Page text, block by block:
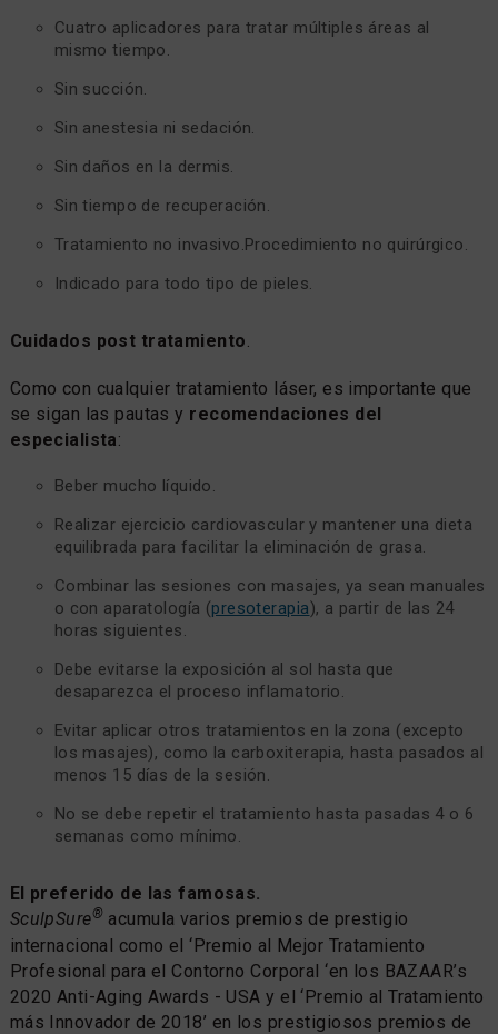
Cuatro aplicadores para tratar múltiples áreas al
mismo tiempo.
Sin succión.
Sin anestesia ni sedación.
Sin daños en la dermis.
Sin tiempo de recuperación.
Tratamiento no invasivo.Procedimiento no quirúrgico.
Indicado para todo tipo de pieles.
Cuidados post tratamiento.
Como con cualquier tratamiento láser, es importante que
se sigan las pautas y recomendaciones del
especialista:
Beber mucho líquido.
Realizar ejercicio cardiovascular y mantener una dieta
equilibrada para facilitar la eliminación de grasa.
Combinar las sesiones con masajes, ya sean manuales
o con aparatología (presoterapia), a partir de las 24
horas siguientes.
Debe evitarse la exposición al sol hasta que
desaparezca el proceso inflamatorio.
Evitar aplicar otros tratamientos en la zona (excepto
los masajes), como la carboxiterapia, hasta pasados al
menos 15 días de la sesión.
No se debe repetir el tratamiento hasta pasadas 4 o 6
semanas como mínimo.
El preferido de las famosas.
SculpSure® acumula varios premios de prestigio
internacional como el ‘Premio al Mejor Tratamiento
Profesional para el Contorno Corporal ‘en los BAZAAR’s
2020 Anti-Aging Awards - USA y el ‘Premio al Tratamiento
más Innovador de 2018’ en los prestigiosos premios de